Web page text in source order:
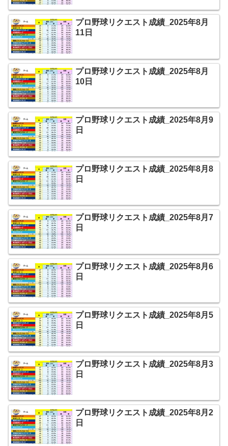
プロ野球リクエスト成績_2025年8月
11日
プロ野球リクエスト成績_2025年8月
10日
プロ野球リクエスト成績_2025年8月9
日
プロ野球リクエスト成績_2025年8月8
日
プロ野球リクエスト成績_2025年8月7
日
プロ野球リクエスト成績_2025年8月6
日
プロ野球リクエスト成績_2025年8月5
日
プロ野球リクエスト成績_2025年8月3
日
プロ野球リクエスト成績_2025年8月2
日